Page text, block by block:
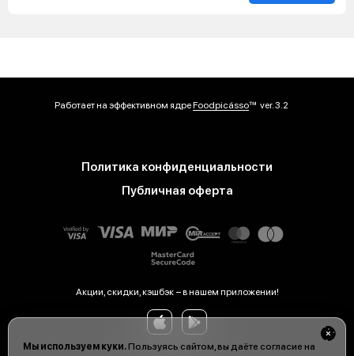
Мы используем куки.Пользуясь сайтом, вы даёте согласие на
Работает на эффективном ядреFoodpicássover. 3.2
Политика конфиденциальности
Публичная оферта
Акции, скидки, кэшбэк − в нашем приложении!